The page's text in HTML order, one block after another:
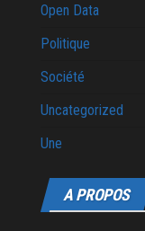
Open Data
Politique
Société
Uncategorized
Une
A PROPOS